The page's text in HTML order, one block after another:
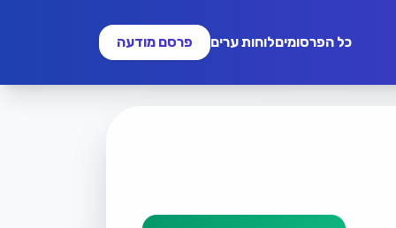
כל הפרסומיםלוחות ערים פרסם מודעה